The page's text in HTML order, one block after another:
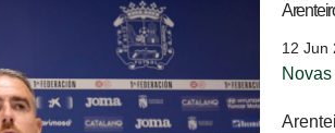
12 Jun
Novas